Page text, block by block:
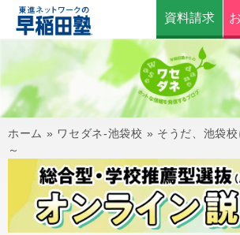
資料請求
ホーム » ワセダネ-池袋校 » そうだ、池袋
～